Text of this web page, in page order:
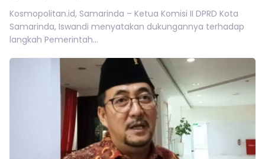
Kosmopolitan.id, Samarinda – Ketua Komisi II DPRD Kota
Samarinda, Iswandi menyatakan dukungannya terhadap
langkah Pemerintah...